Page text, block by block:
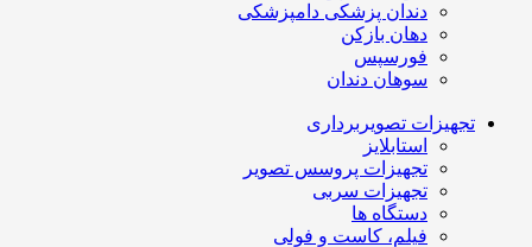
دندان پزشکی دامپزشکی
دهان بازکن
فورسپس
سوهان دندان
تجهیزات تصویربرداری
استابلایز
تجهیزات پروسس تصویر
تجهیزات سربی
دستگاه ها
فیلم، کاست و فولی